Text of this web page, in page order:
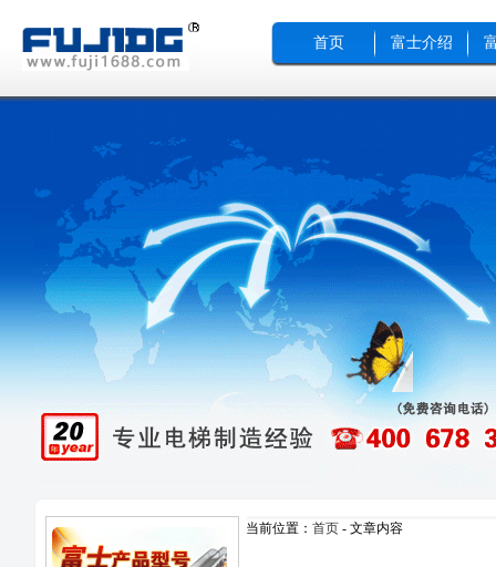
首页 富士介绍
当前位置： 首页 - 文章内容